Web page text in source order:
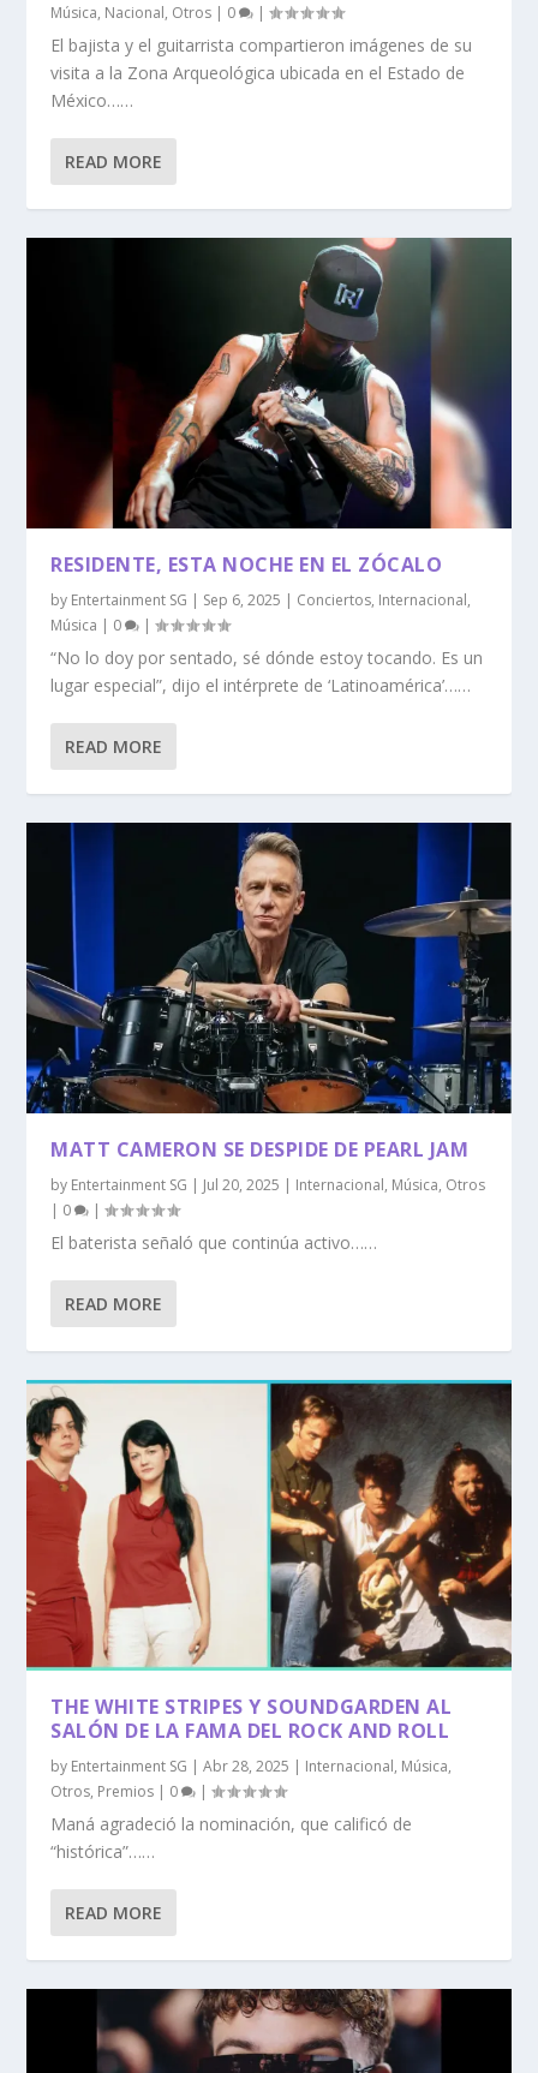
Música, Nacional, Otros | 0 |
El bajista y el guitarrista compartieron imágenes de su
visita a la Zona Arqueológica ubicada en el Estado de
México……
READ MORE
RESIDENTE, ESTA NOCHE EN EL ZÓCALO
by Entertainment SG | Sep 6, 2025 | Conciertos, Internacional,
Música | 0 |
“No lo doy por sentado, sé dónde estoy tocando. Es un
lugar especial”, dijo el intérprete de ‘Latinoamérica’……
READ MORE
MATT CAMERON SE DESPIDE DE PEARL JAM
by Entertainment SG | Jul 20, 2025 | Internacional, Música, Otros
| 0 |
El baterista señaló que continúa activo……
READ MORE
THE WHITE STRIPES Y SOUNDGARDEN AL
SALÓN DE LA FAMA DEL ROCK AND ROLL
by Entertainment SG |Abr 28, 2025 | Internacional, Música,
Otros, Premios | 0 |
Maná agradeció la nominación, que calificó de
“histórica”……
READ MORE